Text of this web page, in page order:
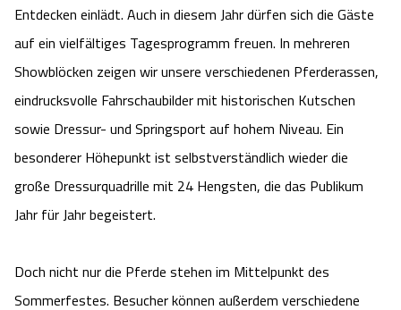
Anreise
Kataloge
Videos
Shop
Kontakt
Unterkünfte
Naturhotels
Urlaub mit Hund
Landschaftsführungen
Ralf Schumacher Kart & Bowl
Das verrückte Haus
Abenteuerland Trampolin-Park
Adventure District Bispingen
Entdecken einlädt. Auch in diesem Jahr dürfen sich die Gäste
auf ein vielfältiges Tagesprogramm freuen. In mehreren
Showblöcken zeigen wir unsere verschiedenen Pferderassen,
eindrucksvolle Fahrschaubilder mit historischen Kutschen
sowie Dressur- und Springsport auf hohem Niveau. Ein
besonderer Höhepunkt ist selbstverständlich wieder die
große Dressurquadrille mit 24 Hengsten, die das Publikum
Jahr für Jahr begeistert.
Doch nicht nur die Pferde stehen im Mittelpunkt des
Sommerfestes. Besucher können außerdem verschiedene